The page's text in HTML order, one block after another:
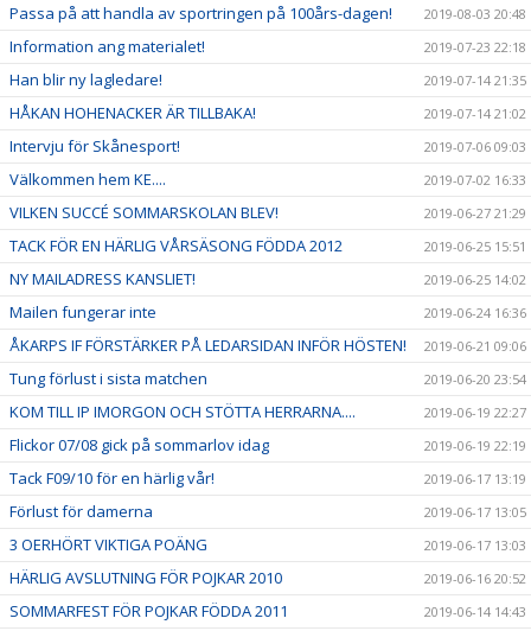
Passa på att handla av sportringen på 100års-dagen! 2019-08-03 20:48
Information ang materialet! 2019-07-23 22:18
Han blir ny lagledare! 2019-07-14 21:35
HÅKAN HOHENACKER ÄR TILLBAKA! 2019-07-14 21:02
Intervju för Skånesport! 2019-07-06 09:03
Välkommen hem KE.... 2019-07-02 16:33
VILKEN SUCCÉ SOMMARSKOLAN BLEV! 2019-06-27 21:29
TACK FÖR EN HÄRLIG VÅRSÄSONG FÖDDA 2012 2019-06-25 15:51
NY MAILADRESS KANSLIET! 2019-06-25 14:02
Mailen fungerar inte 2019-06-24 16:36
ÅKARPS IF FÖRSTÄRKER PÅ LEDARSIDAN INFÖR HÖSTEN! 2019-06-21 09:06
Tung förlust i sista matchen 2019-06-20 23:54
KOM TILL IP IMORGON OCH STÖTTA HERRARNA.... 2019-06-19 22:27
Flickor 07/08 gick på sommarlov idag 2019-06-19 22:19
Tack F09/10 för en härlig vår! 2019-06-17 13:19
Förlust för damerna 2019-06-17 13:05
3 OERHÖRT VIKTIGA POÄNG 2019-06-17 13:03
HÄRLIG AVSLUTNING FÖR POJKAR 2010 2019-06-16 20:52
SOMMARFEST FÖR POJKAR FÖDDA 2011 2019-06-14 14:43